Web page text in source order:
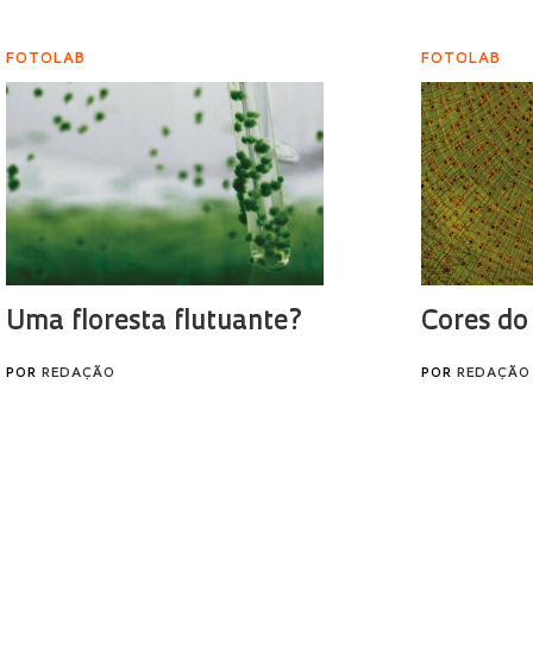
FOTOLAB
Uma floresta flutuante?
POR REDAÇÃO
FOTOLAB
Cores
POR REDAÇÃO